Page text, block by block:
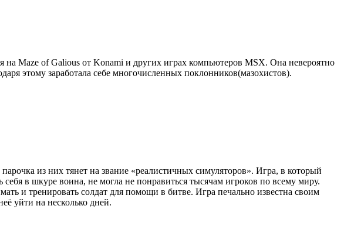
Maze of Galious от Konami и других играх компьютеров MSX. Она невероятно
этому заработала себе многочисленных поклонников(мазохистов).
из них тянет на звание «реалистичных симуляторов». Игра, в который
в шкуре воина, не могла не понравиться тысячам игроков по всему миру.
и тренировать солдат для помощи в битве. Игра печально известна своим
уйти на несколько дней.